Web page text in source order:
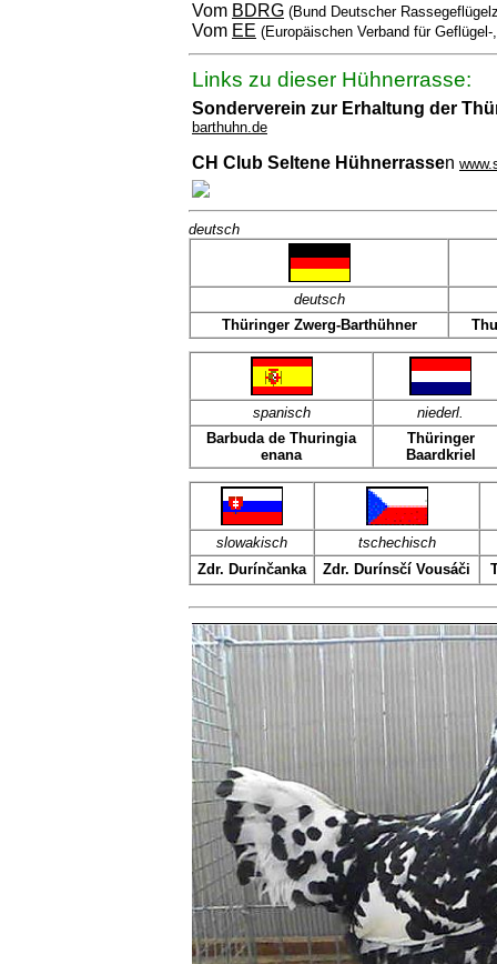
Vom BDRG (Bund Deutscher
Vom EE (Europäischen Verband für
Links zu dieser Hühnerrasse:
Sonderverein zur Erhaltung der
barthuhn.de
CH Club Seltene Hühnerrassen
deutsch
deutsch
Thüringer Zwerg-Barthühner
spanisch
niederl.
Barbuda de Thuringia
enana
Thüringer
Baardkriel
slowakisch
tschechisch
Zdr. Durínčanka
Zdr. Durínsčí Vousáči